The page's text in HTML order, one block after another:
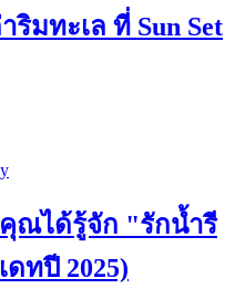
มทะเล ที่ Sun Set
คุณได้รู้จัก "รักน้ำรี
ทปี 2025)